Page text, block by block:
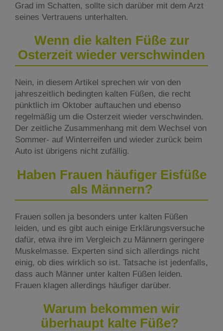
Grad im Schatten, sollte sich darüber mit dem Arzt
seines Vertrauens unterhalten.
Wenn die kalten Füße zur
Osterzeit wieder verschwinden
Nein, in diesem Artikel sprechen wir von den
jahreszeitlich bedingten kalten Füßen, die recht
pünktlich im Oktober auftauchen und ebenso
regelmäßig um die Osterzeit wieder verschwinden.
Der zeitliche Zusammenhang mit dem Wechsel von
Sommer- auf Winterreifen und wieder zurück beim
Auto ist übrigens nicht zufällig.
Haben Frauen häufiger Eisfüße
als Männern?
Frauen sollen ja besonders unter kalten Füßen
leiden, und es gibt auch einige Erklärungsversuche
dafür, etwa ihre im Vergleich zu Männern geringere
Muskelmasse. Experten sind sich allerdings nicht
einig, ob dies wirklich so ist. Tatsache ist jedenfalls,
dass auch Männer unter kalten Füßen leiden.
Frauen klagen allerdings häufiger darüber.
Warum bekommen wir
überhaupt kalte Füße?